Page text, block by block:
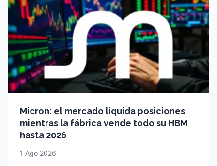
Micron: el mercado liquida posiciones
mientras la fábrica vende todo su HBM
hasta 2026
1 Ago 2026